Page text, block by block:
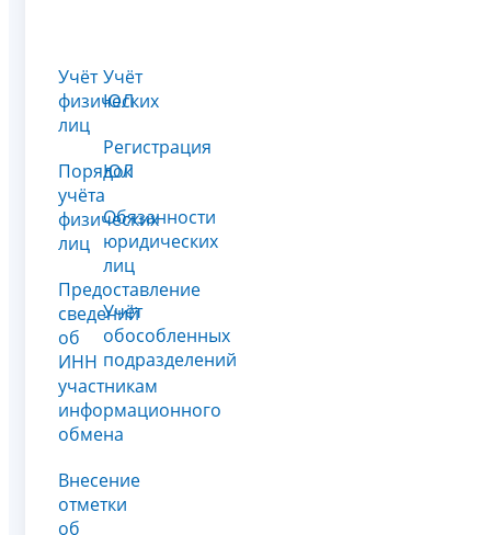
Учёт
физических
лиц
Порядок
учёта
физических
лиц
Предоставление
сведений
об
ИНН
участникам
информационного
обмена
Внесение
отметки
об
Учёт
ЮЛ
Регистрация
ЮЛ
Обязанности
юридических
лиц
Учёт
обособленных
подразделений